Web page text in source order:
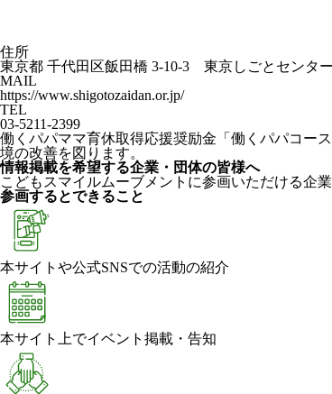
住所
東京都 千代田区飯田橋 3-10-3 東京しごとセンタ
MAIL
https://www.shigotozaidan.or.jp/
TEL
03-5211-2399
働くパパママ育休取得応援奨励金「働くパパコー
境の改善を図ります。
情報掲載を希望する企業・団体の皆様へ
こどもスマイルムーブメントに参画いただける企
参画するとできること
本サイトや公式SNSでの活動の紹介
本サイト上でイベント掲載・告知